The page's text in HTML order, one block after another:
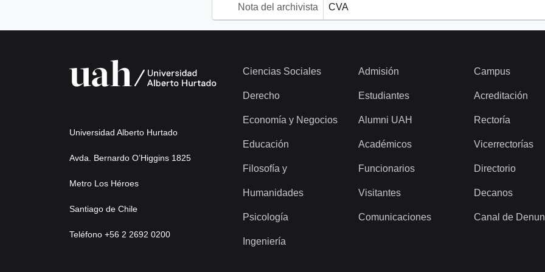
Nota del archivista CVA
Universidad Alberto Hurtado
Avda. Bernardo O’Higgins 1825
Metro Los Héroes
Santiago de Chile
Teléfono +56 2 2692 0200
Ciencias Sociales
Derecho
Economía y Negocios
Educación
Filosofía y
Humanidades
Psicología
Ingeniería
Admisión
Estudiantes
Alumni UAH
Académicos
Funcionarios
Visitantes
Comunicaciones
Campus
Acreditación
Rectoría
Vicerrectorías
Directorio
Decanos
Canal de